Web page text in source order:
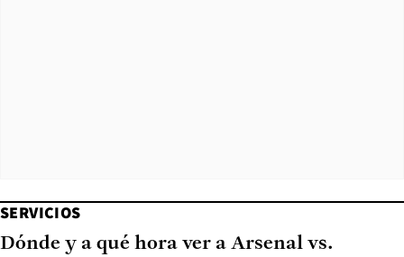
SERVICIOS
Dónde y a qué hora ver a Arsenal vs.